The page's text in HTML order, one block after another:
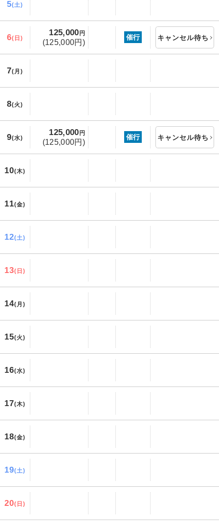
5(土)
6(日)
125,000 円
(125,000円)
催行 キャンセル待ち
7(月)
8(火)
9(水)
125,000 円
(125,000円)
催行 キャンセル待ち
10(木)
11(金)
12(土)
13(日)
14(月)
15(火)
16(水)
17(木)
18(金)
19(土)
20(日)